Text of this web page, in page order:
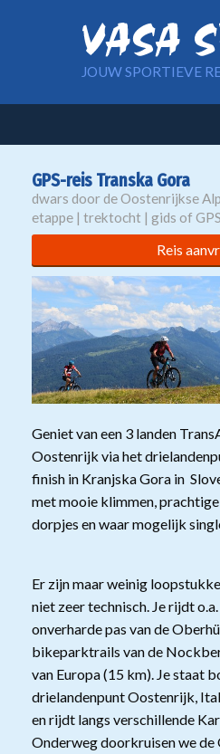
JOUW SPORTIEVE
navigation
GPS-reis Transka Gora
dwars door de Oostenrijkse
etappe | trektocht | gids of GPS
Reis
Geniet van een 3 landen
Oostenrijk via het
finish in Kranjska Gora in
met mooie klimmen,
dorpjes en waar mogelijk
Er zijn maar weinig
niet zeer technisch. Je rijdt
onverharde pas van de
bikeparktrails van de
van Europa (15 km). Je staat
drielandenpunt Oostenrijk,
en rijdt langs verschillende
Onderweg doorkruisen we